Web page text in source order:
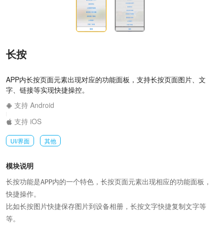
长按
APP内长按页面元素出现对应的功能面板，支持长按页面图片、文
字、链接等实现快捷操控。
支持 Android
支持 iOS
UI/界面 其他
模块说明
长按功能是APP内的一个特色，长按页面元素出现相应的功能面板，
快捷操作。
比如长按图片快捷保存图片到设备相册，长按文字快捷复制文字等
等。